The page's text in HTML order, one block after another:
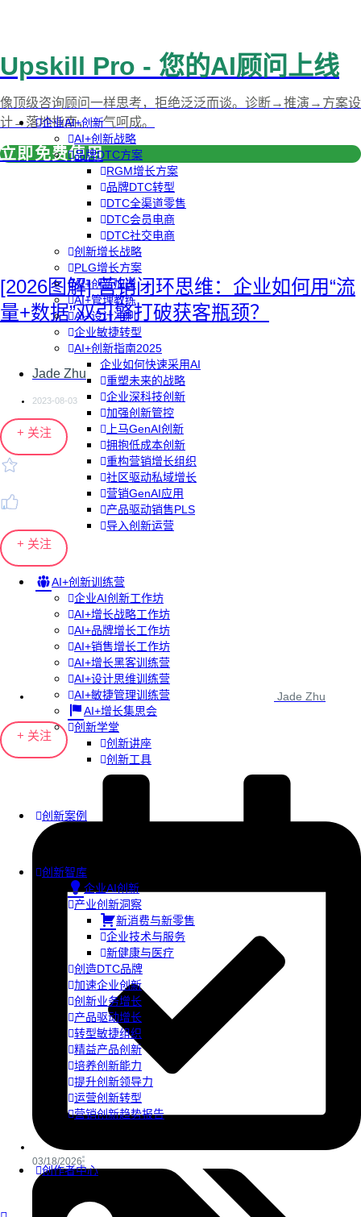
企业AI+创新
AI+创新战略
品牌DTC方案
RGM增长方案
品牌DTC转型
DTC全渠道零售
DTC会员电商
DTC社交电商
创新增长战略
PLG增长方案
AI+创新加速
AI+管理教练
AI+设计冲刺
企业敏捷转型
AI+创新指南2025
企业如何快速采用AI
重塑未来的战略
企业深科技创新
加强创新管控
上马GenAI创新
拥抱低成本创新
重构营销增长组织
社区驱动私域增长
营销GenAI应用
产品驱动销售PLS
导入创新运营
AI+创新训练营
企业AI创新工作坊
AI+增长战略工作坊
AI+品牌增长工作坊
AI+销售增长工作坊
AI+增长黑客训练营
AI+设计思维训练营
AI+敏捷管理训练营
AI+增长集思会
创新学堂
创新讲座
创新工具
创新案例
创新智库
企业AI创新
产业创新洞察
新消费与新零售
企业技术与服务
新健康与医疗
创造DTC品牌
加速企业创新
创新业务增长
产品驱动增长
转型敏捷组织
精益产品创新
培养创新能力
提升创新领导力
运营创新转型
营销创新趋势报告
创作者中心
Upskill Pro - 您的AI顾问上线
像顶级咨询顾问一样思考，拒绝泛泛而谈。诊断→推演→方案设
计→落地指南，一气呵成。
立即免费使用
[2026图解] 营销闭环思维：企业如何用“流
量+数据”双引擎打破获客瓶颈？
Jade Zhu
2023-08-03
+ 关注
+ 关注
Jade Zhu
+ 关注
03/18/2026